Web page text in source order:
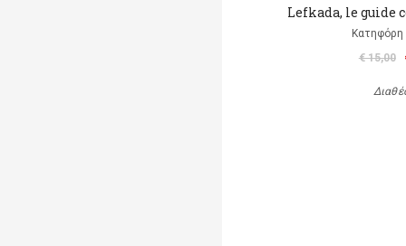
Lefkada, le guide
Κατηφόρη
€ 15,00